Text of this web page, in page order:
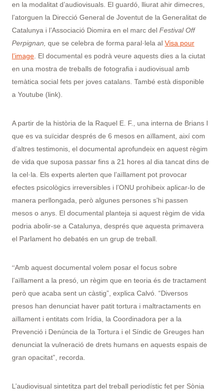
en la modalitat d’audiovisuals. El guardó, lliurat ahir dimecres,
l’atorguen la Direcció General de Joventut de la Generalitat de
Catalunya i l’Associació Diomira en el marc del Festival Off
Perpignan que se celebra de forma paral·lela al Visa pour
l’image . El documental es podrà veure aquests dies a la ciutat
en una mostra de treballs de fotografia i audiovisual amb
temàtica social fets per joves catalans. També està disponible
a Youtube (link).
A partir de la història de la Raquel E. F., una interna de Brians I
que es va suïcidar després de 6 mesos en aïllament, així com
d’altres testimonis, el documental aprofundeix en aquest règim
de vida que suposa passar fins a 21 hores al dia tancat dins de
la cel·la. Els experts alerten que l’aïllament pot provocar
efectes psicològics irreversibles i l’ONU prohibeix aplicar-lo de
manera perllongada, però algunes persones s’hi passen
mesos o anys. El documental planteja si aquest règim de vida
podria abolir-se a Catalunya, després que aquesta primavera
el Parlament ho debatés en un grup de treball.
“Amb aquest documental volem posar el focus sobre
l’aïllament a la presó, un règim que en teoria és de tractament
però que acaba sent un càstig”, explica Calvó. “Diversos
presos han denunciat haver patit tortura i maltractaments en
aïllament i entitats com Irídia, la Coordinadora per a la
Prevenció i Denúncia de la Tortura i el Síndic de Greuges han
denunciat la vulneració de drets humans en aquests espais de
gran opacitat”, recorda.
L’audiovisual sintetitza part del treball periodístic fet per Sònia